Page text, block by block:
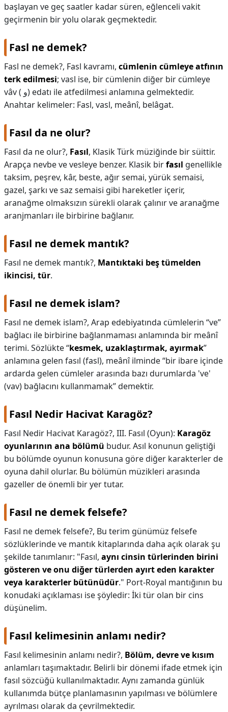
başlayan ve geç saatler kadar süren, eğlenceli vakit
geçirmenin bir yolu olarak geçmektedir.
Fasl ne demek?
Fasl ne demek?, Fasl kavramı, cümlenin cümleye atfının
terk edilmesi; vasl ise, bir cümlenin diğer bir cümleye
vâv ( و) edatı ile atfedilmesi anlamına gelmektedir.
Anahtar kelimeler: Fasl, vasl, meânî, belâgat.
Fasıl da ne olur?
Fasıl da ne olur?, Fasıl, Klasik Türk müziğinde bir süittir.
Arapça nevbe ve vesleye benzer. Klasik birfasıl genellikle
taksim, peşrev, kâr, beste, ağır semai, yürük semaisi,
gazel, şarkı ve saz semaisi gibi hareketler içerir,
aranağme olmaksızın sürekli olarak çalınır ve aranağme
aranjmanları ile birbirine bağlanır.
Fasıl ne demek mantık?
Fasıl ne demek mantık?, Mantıktaki beş tümelden
ikincisi, tür.
Fasıl ne demek islam?
Fasıl ne demek islam?, Arap edebiyatında cümlelerin “ve”
bağlacı ile birbirine bağlanmaması anlamında bir meânî
terimi. Sözlükte “kesmek, uzaklaştırmak, ayırmak”
anlamına gelen fasıl (fasl), meânî ilminde “bir ibare içinde
ardarda gelen cümleler arasında bazı durumlarda 've'
(vav) bağlacını kullanmamak” demektir.
Fasıl Nedir Hacivat Karagöz?
Fasıl Nedir Hacivat Karagöz?, III. Fasıl (Oyun): Karagöz
oyunlarının ana bölümü budur. Asıl konunun geliştiği
bu bölümde oyunun konusuna göre diğer karakterler de
oyuna dahil olurlar. Bu bölümün müzikleri arasında
gazeller de önemli bir yer tutar.
Fasıl ne demek felsefe?
Fasıl ne demek felsefe?, Bu terim günümüz felsefe
sözlüklerinde ve mantık kitaplarında daha açık olarak şu
şekilde tanımlanır: "Fasıl, aynı cinsin türlerinden birini
gösteren ve onu diğer türlerden ayırt eden karakter
veya karakterler bütünüdür." Port-Royal mantığının bu
konudaki açıklaması ise şöyledir: İki tür olan bir cins
düşünelim.
Fasıl kelimesinin anlamı nedir?
Fasıl kelimesinin anlamı nedir?, Bölüm, devre ve kısım
anlamları taşımaktadır. Belirli bir dönemi ifade etmek için
fasıl sözcüğü kullanılmaktadır. Aynı zamanda günlük
kullanımda bütçe planlamasının yapılması ve bölümlere
ayrılması olarak da çevrilmektedir.